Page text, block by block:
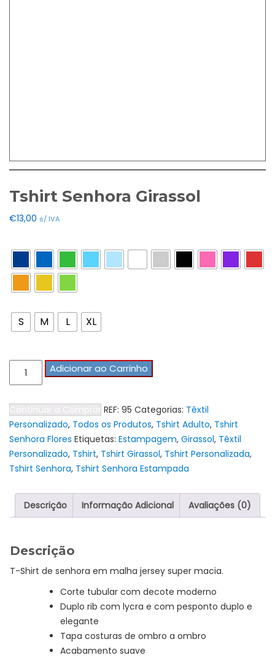
Tshirt Senhora Girassol
€13,00 s/ IVA
S M L XL
Quantidade
Girassol
Adicionar ao Carrinho
Continuar a Comprar REF: 95 Categorias: Têxtil
Personalizado, Todos os Produtos, Tshirt Adulto, Tshirt
Senhora Flores Etiquetas: Estampagem, Girassol, Têxtil
Personalizado, Tshirt, Tshirt Girassol, Tshirt Personalizada,
Tshirt Senhora, Tshirt Senhora Estampada
Descrição Informação Adicional Avaliações (0)
Descrição
T-Shirt de senhora em malha jersey super macia.
Corte tubular com decote moderno
Duplo rib com lycra e com pesponto duplo e
elegante
Tapa costuras de ombro a ombro
Acabamento suave